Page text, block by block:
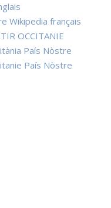
Wikipedia français
OCCITANIE
País Nòstre
País Nòstre